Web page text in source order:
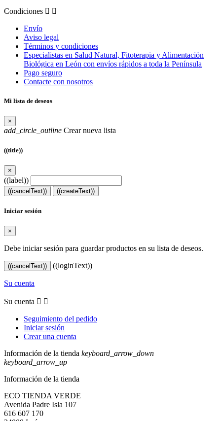
Condiciones  
Envío
Aviso legal
Términos y condiciones
Especialistas en Salud Natural, Fitoterapia y Alimentación
Biológica en León con envíos rápidos a toda la Península
Pago seguro
Contacte con nosotros
Mi lista de deseos
×
add_circle_outline Crear nueva lista
((title))
×
((label))
((cancelText)) ((createText))
Iniciar sesión
×
Debe iniciar sesión para guardar productos en su lista de deseos.
((cancelText)) ((loginText))
Su cuenta
Su cuenta  
Seguimiento del pedido
Iniciar sesión
Crear una cuenta
Información de la tienda keyboard_arrow_down
keyboard_arrow_up
Información de la tienda
ECO TIENDA VERDE
Avenida Padre Isla 107
616 607 170